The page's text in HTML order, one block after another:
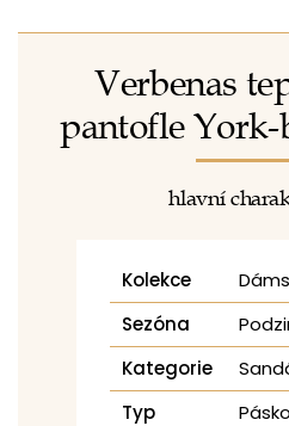
Verbenas
pantofle York-
hlavní
Kolekce
Sezóna
Kategorie
Typ